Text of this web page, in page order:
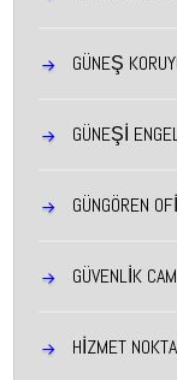
GÜNEŞ
GÜNEŞİ
GÜNGÖREN
GÜVENLİK
HİZMET